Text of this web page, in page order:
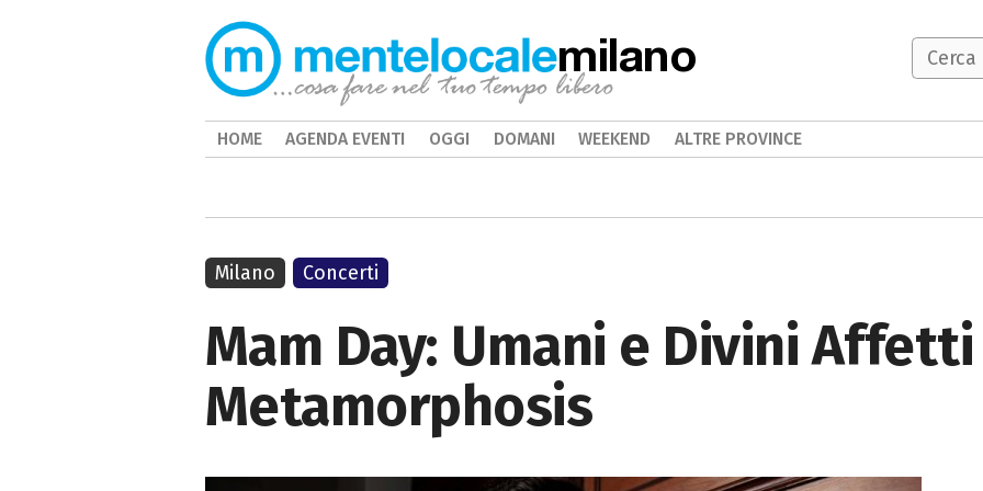
Mam Day: Umani e Divini
Metamorphosis
Milano Concerti
milano
HOME AGENDA EVENTI OGGI DOMANI WEEKEND ALTRE PROVINCE